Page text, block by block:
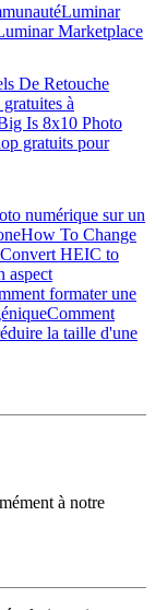
Luminar
Marketplace
De Retouche
à
Is 8x10 Photo
gratuits pour
numérique sur un
How To Change
HEIC to
aspect
formater une
Comment
la taille d'une
à notre